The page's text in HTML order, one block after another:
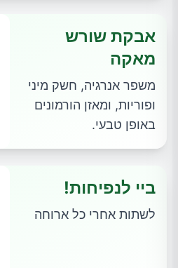
אבקת שורש
מאקה
משפר אנרגיה, חשק מיני
ופוריות, ומאזן הורמונים
באופן טבעי.
ביי לנפיחות!
לשתות אחרי כל ארוחה